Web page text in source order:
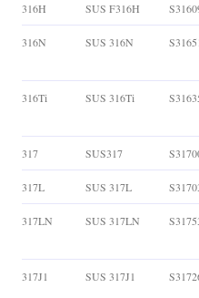
316H SUS F316H
316N SUS 316N
316Ti SUS 316Ti
317 SUS317
317L SUS 317L
317LN SUS 317LN
317J1 SUS 317J1